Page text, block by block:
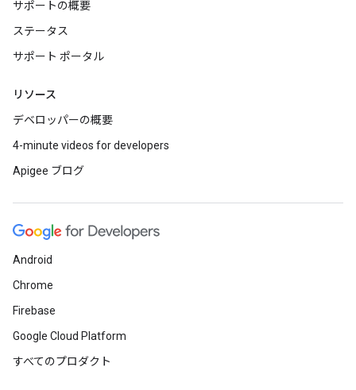
サポートの概要
ステータス
サポート ポータル
リソース
デベロッパーの概要
4-minute videos for developers
Apigee ブログ
Android
Chrome
Firebase
Google Cloud Platform
すべてのプロダクト